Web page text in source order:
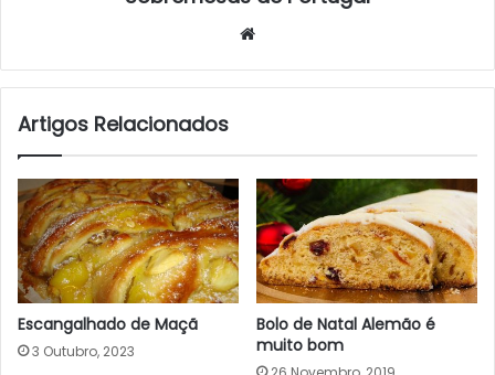
Artigos Relacionados
Escangalhado de Maçã
3 Outubro, 2023
Bolo de Natal Alemão é
muito bom